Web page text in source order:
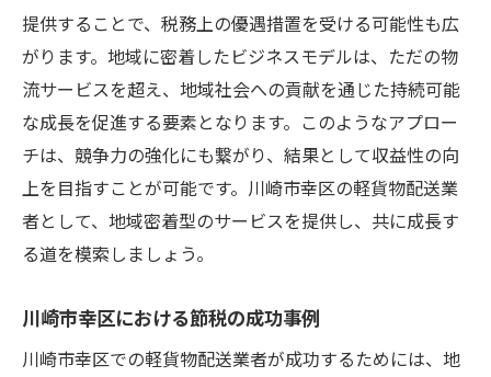
提供することで、税務上の優遇措置を受ける可能性も広
がります。地域に密着したビジネスモデルは、ただの物
流サービスを超え、地域社会への貢献を通じた持続可能
な成長を促進する要素となります。このようなアプロー
チは、競争力の強化にも繋がり、結果として収益性の向
上を目指すことが可能です。川崎市幸区の軽貨物配送業
者として、地域密着型のサービスを提供し、共に成長す
る道を模索しましょう。
川崎市幸区における節税の成功事例
川崎市幸区での軽貨物配送業者が成功するためには、地